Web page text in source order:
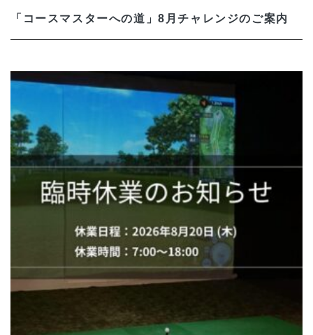
「コースマスターへの道」8月チャレンジのご案内